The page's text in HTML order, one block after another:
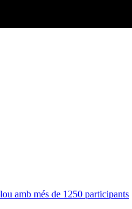
amb més de 1250 participants